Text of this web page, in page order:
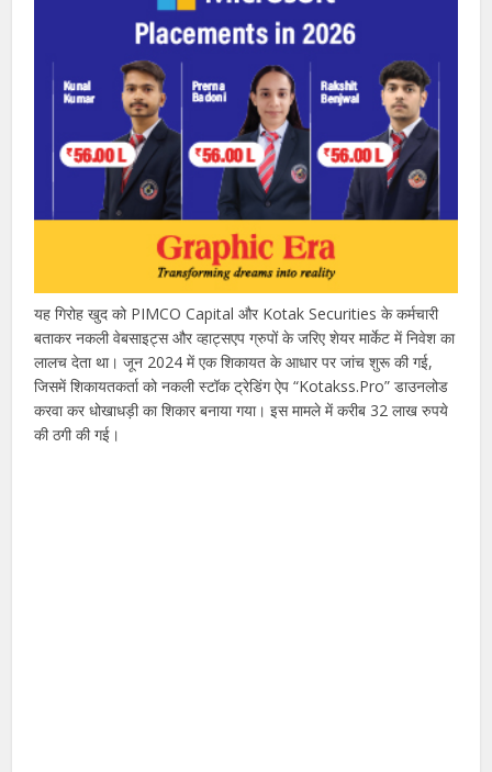
यह गिरोह खुद को PIMCO Capital और Kotak Securities के कर्मचारी
बताकर नकली वेबसाइट्स और व्हाट्सएप ग्रुपों के जरिए शेयर मार्केट में निवेश का
लालच देता था। जून 2024 में एक शिकायत के आधार पर जांच शुरू की गई,
जिसमें शिकायतकर्ता को नकली स्टॉक ट्रेडिंग ऐप “Kotakss.Pro” डाउनलोड
करवा कर धोखाधड़ी का शिकार बनाया गया। इस मामले में करीब 32 लाख रुपये
की ठगी की गई।